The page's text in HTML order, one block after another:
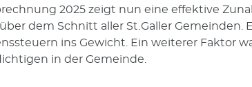
2025 zeigt nun eine effektive
dem Schnitt aller St. Galler Gemeinden.
ins Gewicht. Ein weiterer Faktor
in der Gemeinde.